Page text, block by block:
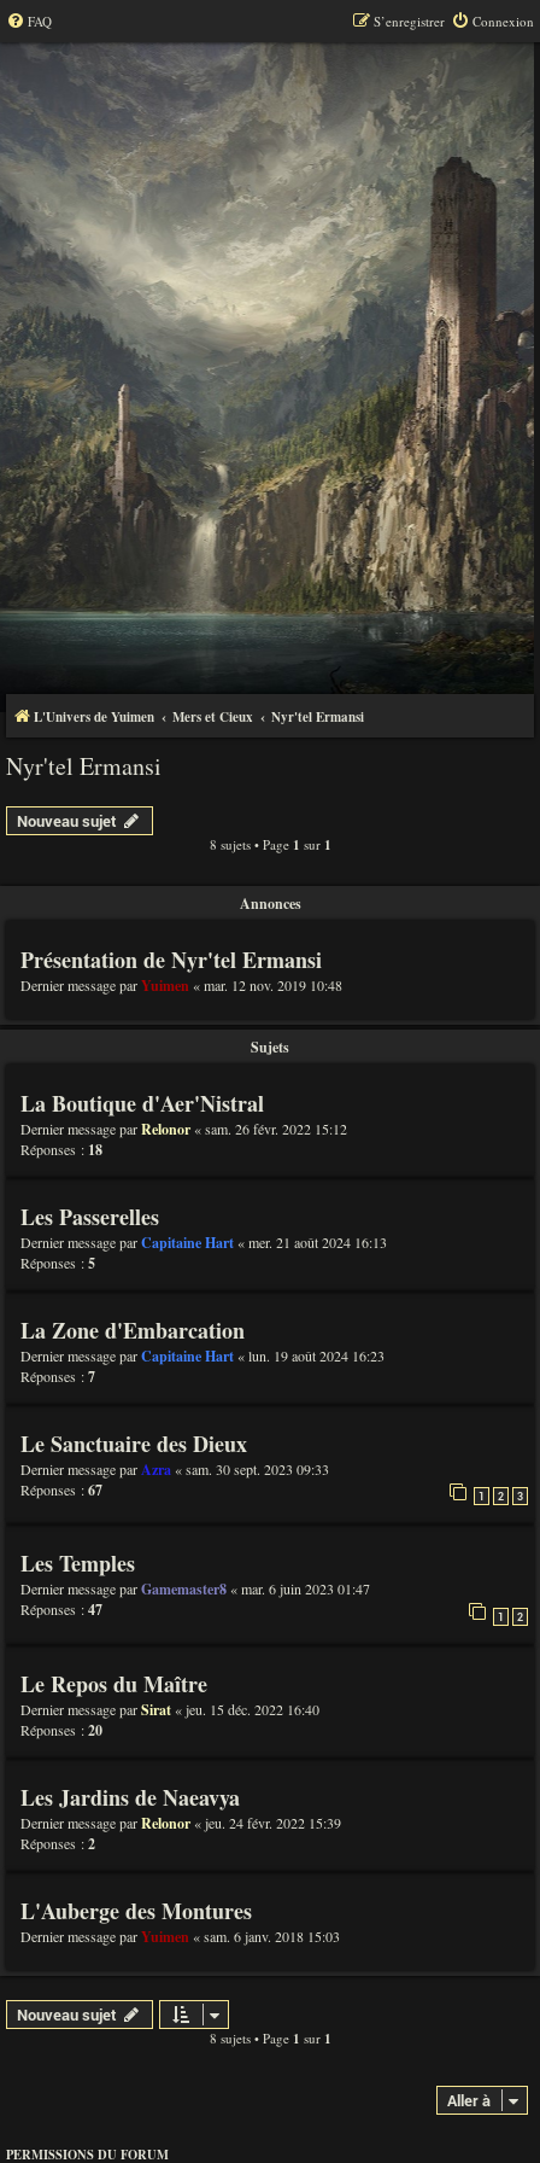
FAQ Connexion
S’enregistrer
L'Univers de Yuimen Mers et Cieux Nyr'tel Ermansi
Nyr'tel Ermansi
Nouveau sujet
8 sujets • Page 1 sur 1
Annonces
Présentation de Nyr'tel Ermansi
Dernier message parYuimen «mar. 12 nov. 2019 10:48
Sujets
La Boutique d'Aer'Nistral
Dernier message parRelonor «sam. 26 févr. 2022 15:12
Réponses : 18
Les Passerelles
Dernier message parCapitaine Hart «mer. 21 août 2024 16:13
Réponses :5
La Zone d'Embarcation
Dernier message parCapitaine Hart «lun. 19 août 2024 16:23
Réponses :7
Le Sanctuaire des Dieux
Dernier message parAzra «sam. 30 sept. 2023 09:33
Réponses :67 1 2 3
Les Temples
Dernier message parGamemaster8 «mar. 6 juin 2023 01:47
Réponses :47 1 2
Le Repos du Maître
Dernier message parSirat «jeu. 15 déc. 2022 16:40
Réponses :20
Les Jardins de Naeavya
Dernier message parRelonor «jeu. 24 févr. 2022 15:39
Réponses :2
L'Auberge des Montures
Dernier message parYuimen «sam. 6 janv. 2018 15:03
Nouveau sujet
8 sujets • Page 1 sur 1
Aller à
PERMISSIONS DU FORUM